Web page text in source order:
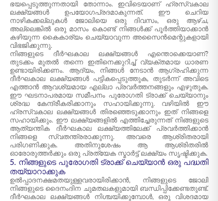
ഭയപ്പെടുത്തുന്നതായി തോന്നാം. ഇവിടെയാണ് ഹ്രസ്വകാല
ലക്ഷ്യങ്ങൾ ഉപയോഗപ്രദമാകുന്നത്. ഈ ചെറിയ
നാഴികക്കല്ലുകൾ ജോലിയെ ഒരു ദിവസം, ഒരു ആഴ്ച,
അല്ലെങ്കിൽ ഒരു മാസം കൊണ്ട് നിങ്ങൾക്ക് പൂർത്തിയാക്കാൻ
കഴിയുന്ന കൈകാര്യം ചെയ്യാവുന്ന അസൈൻമെന്റുകളായി
വിഭജിക്കുന്നു.
നിങ്ങളുടെ ദീർഘകാല ലക്ഷ്യങ്ങൾ എന്തൊക്കെയാണ്?
തുടക്കം മുതൽ തന്നെ ഇതിനെക്കുറിച്ച് വ്യക്തമായ ധാരണ
ഉണ്ടായിരിക്കണം. ആദ്യം, നിങ്ങൾ നേടാൻ ആഗ്രഹിക്കുന്ന
ദീർഘകാല ലക്ഷ്യങ്ങൾ പട്ടികപ്പെടുത്തുക, തുടർന്ന് അവിടെ
എത്താൻ ആവശ്യമായ എല്ലാ പ്രവർത്തനങ്ങളും എഴുതുക.
ഈ ഘടനാപരമായ സമീപനം പുരോഗതി ട്രാക്ക് ചെയ്യാനും
ശ്രദ്ധ കേന്ദ്രീകരിക്കാനും സഹായിക്കുന്നു. വഴിയിൽ ഈ
ഹ്രസ്വകാല ലക്ഷ്യങ്ങൾ തിരഞ്ഞെടുക്കാനും ഇത് നിങ്ങളെ
സഹായിക്കും. ഈ ലക്ഷ്യങ്ങളിൽ എത്തിച്ചേരുന്നത് നിങ്ങളുടെ
ആത്യന്തിക ദീർഘകാല ലക്ഷ്യത്തിലേക്ക് പ്രവർത്തിക്കാൻ
നിങ്ങളെ സ്വതന്ത്രരാക്കുന്നു. അവരെ ആശ്രിതരായി
പരിഗണിക്കുക. അതിനുശേഷം ആ ആശ്രിതരിൽ
ഓരോരുത്തർക്കും ഒരു പ്രത്യേക സ്മാർട്ട് ലക്ഷ്യം സൃഷ്ടിക്കുക.
5. നിങ്ങളുടെ പുരോഗതി ട്രാക്ക് ചെയ്യാൻ ഒരു പദ്ധതി
തയ്യാറാക്കുക
ഉൽപ്പാദനക്ഷമതയുള്ളവരായിരിക്കാൻ, നിങ്ങളുടെ ജോലി
നിങ്ങളുടെ ദൈനംദിന ചുമതലകളുമായി ബന്ധിപ്പിക്കേണ്ടതുണ്ട്.
ദീർഘകാല ലക്ഷ്യങ്ങൾ നിശ്ചയിക്കുമ്പോൾ, ഒരു വിശദമായ